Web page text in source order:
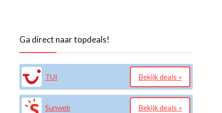
Ga direct naar topdeals!
TUI Bekijk deals »
Sunweb Bekijk deals »